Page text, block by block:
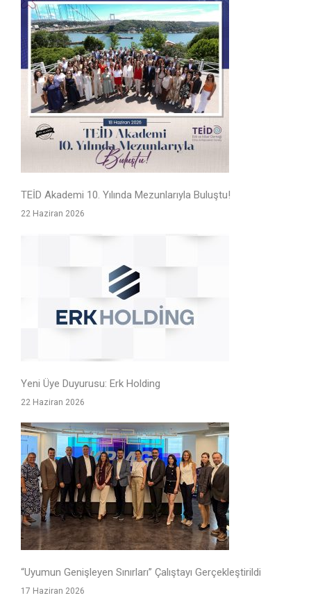
TEİD Akademi 10. Yılında Mezunlarıyla Buluştu!
22 Haziran 2026
Yeni Üye Duyurusu: Erk Holding
22 Haziran 2026
“Uyumun Genişleyen Sınırları” Çalıştayı Gerçekleştirildi
17 Haziran 2026